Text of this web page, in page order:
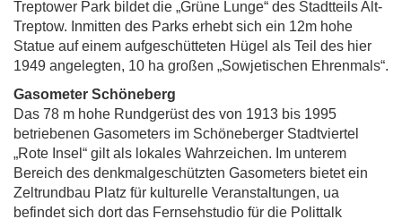
Treptower Park bildet die „Grüne Lunge“ des Stadtteils Alt-
Treptow. Inmitten des Parks erhebt sich ein 12m hohe
Statue auf einem aufgeschütteten Hügel als Teil des hier
1949 angelegten, 10 ha großen „Sowjetischen Ehrenmals“.
Gasometer Schöneberg
Das 78 m hohe Rundgerüst des von 1913 bis 1995
betriebenen Gasometers im Schöneberger Stadtviertel
„Rote Insel“ gilt als lokales Wahrzeichen. Im unterem
Bereich des denkmalgeschützten Gasometers bietet ein
Zeltrundbau Platz für kulturelle Veranstaltungen, ua
befindet sich dort das Fernsehstudio für die Polittalk